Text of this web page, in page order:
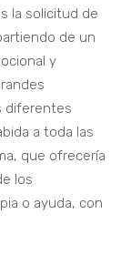
la solicitud de
de un
y
diferentes
a toda las
que ofrecería
los
o ayuda, con